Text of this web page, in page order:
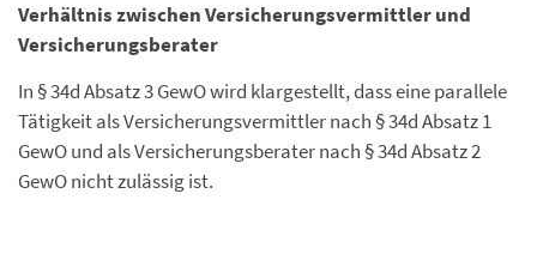
Verhältnis zwischen Versicherungsvermittler und
Versicherungsberater
In § 34d Absatz 3 GewO wird klargestellt, dass eine parallele
Tätigkeit als Versicherungsvermittler nach § 34d Absatz 1
GewO und als Versicherungsberater nach § 34d Absatz 2
GewO nicht zulässig ist.